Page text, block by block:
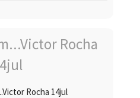
Rocha 14jul